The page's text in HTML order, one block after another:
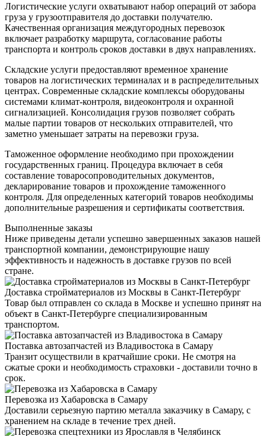
Логистические услуги охватывают набор операций от забора
груза у грузоотправителя до доставки получателю.
Качественная организация междугородных перевозок
включает разработку маршрута, согласование работы
транспорта и контроль сроков доставки в двух направлениях.
Складские услуги предоставляют временное хранение
товаров на логистических терминалах и в распределительных
центрах. Современные складские комплексы оборудованы
системами климат-контроля, видеоконтроля и охранной
сигнализацией. Консолидация грузов позволяет собрать
малые партии товаров от нескольких отправителей, что
заметно уменьшает затраты на перевозки груза.
Таможенное оформление необходимо при прохождении
государственных границ. Процедура включает в себя
составление товаросопроводительных документов,
декларирование товаров и прохождение таможенного
контроля. Для определенных категорий товаров необходимы
дополнительные разрешения и сертификаты соответствия.
Выполненные заказы
Ниже приведены детали успешно завершенных заказов нашей
транспортной компании, демонстрирующие нашу
эффективность и надежность в доставке грузов по всей
стране.
Доставка стройматериалов из Москвы в Санкт-Петербург
Товар был отправлен со склада в Москве и успешно принят на
объект в Санкт-Петербурге специализированным
транспортом.
Поставка автозапчастей из Владивостока в Самару
Транзит осуществили в кратчайшие сроки. Не смотря на
сжатые сроки и необходимость страховки - доставили точно в
срок.
Перевозка из Хабаровска в Самару
Доставили серьезную партию металла заказчику в Самару, с
хранением на складе в течение трех дней.